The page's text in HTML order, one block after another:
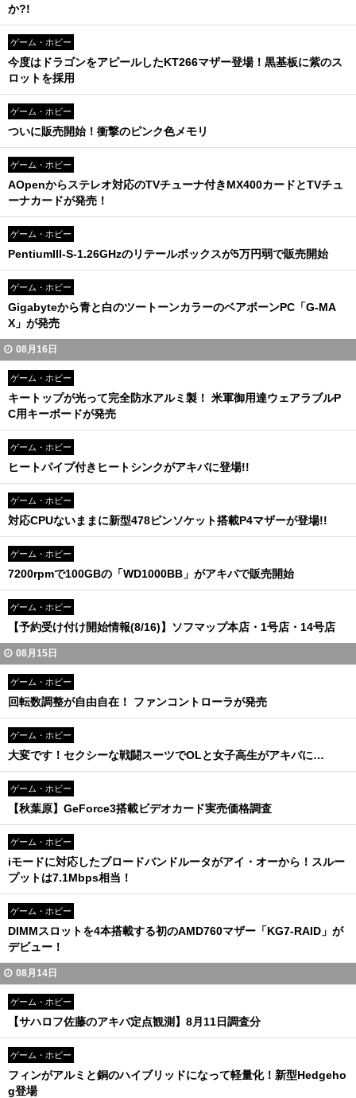
か?!
ゲーム・ホビー
今度はドラゴンをアピールしたKT266マザー登場！黒基板に紫のス
ロットを採用
ゲーム・ホビー
ついに販売開始！衝撃のピンク色メモリ
ゲーム・ホビー
AOpenからステレオ対応のTVチューナ付きMX400カードとTVチュ
ーナカードが発売！
ゲーム・ホビー
PentiumIII-S-1.26GHzのリテールボックスが5万円弱で販売開始
ゲーム・ホビー
Gigabyteから青と白のツートーンカラーのベアボーンPC「G-MA
X」が発売
08月16日
ゲーム・ホビー
キートップが光って完全防水アルミ製！ 米軍御用達ウェアラブルP
C用キーボードが発売
ゲーム・ホビー
ヒートパイプ付きヒートシンクがアキバに登場!!
ゲーム・ホビー
対応CPUないままに新型478ピンソケット搭載P4マザーが登場!!
ゲーム・ホビー
7200rpmで100GBの「WD1000BB」がアキバで販売開始
ゲーム・ホビー
【予約受け付け開始情報(8/16)】ソフマップ本店・1号店・14号店
08月15日
ゲーム・ホビー
回転数調整が自由自在！ ファンコントローラが発売
ゲーム・ホビー
大変です！セクシーな戦闘スーツでOLと女子高生がアキバに…
ゲーム・ホビー
【秋葉原】GeForce3搭載ビデオカード実売価格調査
ゲーム・ホビー
iモードに対応したブロードバンドルータがアイ・オーから！スルー
プットは7.1Mbps相当！
ゲーム・ホビー
DIMMスロットを4本搭載する初のAMD760マザー「KG7-RAID」が
デビュー！
08月14日
ゲーム・ホビー
【サハロフ佐藤のアキバ定点観測】8月11日調査分
ゲーム・ホビー
フィンがアルミと銅のハイブリッドになって軽量化！新型Hedgeho
g登場